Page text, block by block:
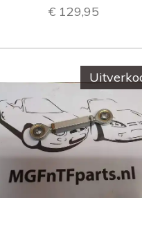
€ 129,95